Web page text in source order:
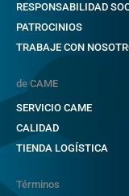
RESPONSABILIDAD
PATROCINIOS
TRABAJE CON
de CAME
SERVICIO CAME
CALIDAD
TIENDA LOGÍSTICA
Términos